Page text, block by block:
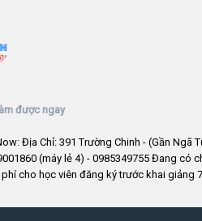
được ngay
Địa Chỉ: 391 Trường Chinh - (Gần Ngã
(máy lẻ 4) - 0985349755 Đang có
cho học viên đăng ký trước khai giảng